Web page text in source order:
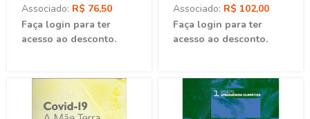
Associado: R$ 76,50
Faça login para ter
acesso ao desconto.
Associado: R$ 102,00
Faça login para ter
acesso ao desconto.